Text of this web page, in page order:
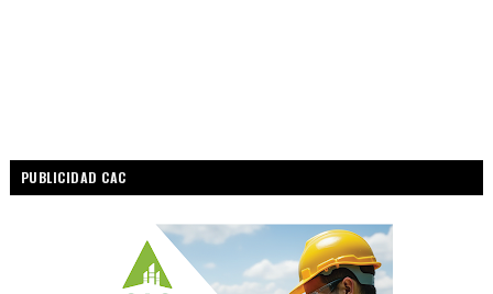
PUBLICIDAD CAC